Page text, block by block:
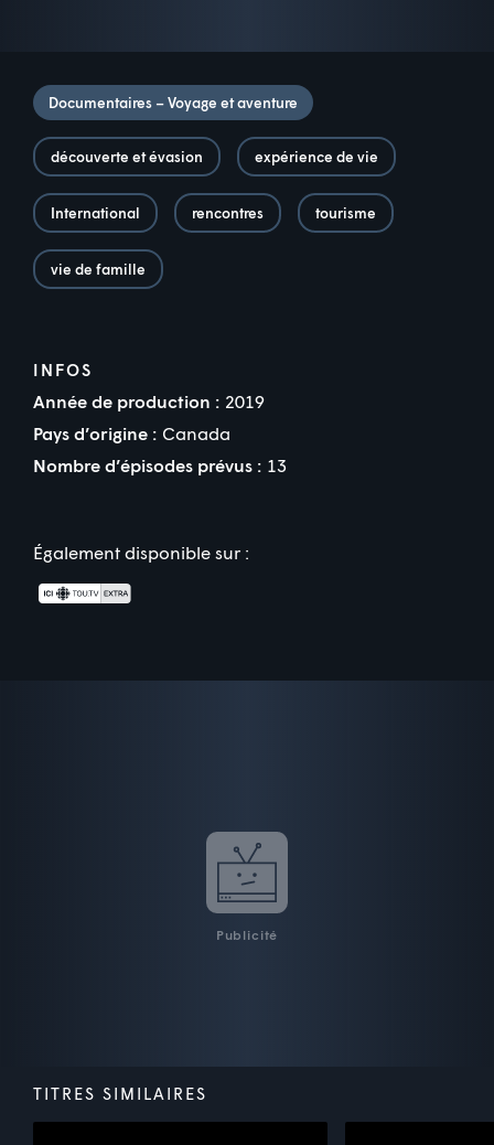
Documentaires – Voyage et aventure
découverte et évasion expérience de vie
International rencontres tourisme
vie de famille
INFOS
Année de production : 2019
Pays d’origine : Canada
Nombre d’épisodes prévus : 13
Également disponible sur :
Publicité
TITRES SIMILAIRES